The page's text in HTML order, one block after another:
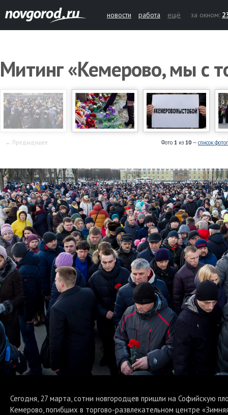
новости работа ещё за окном:
Митинг «Кемерово, мы с
Фото 1 из 10— список
← Предыдущее
Сегодня, 27 марта, сотни новгородцев пришли на Софийскую
Кемерово, погибших в торгово-развлекательном центре